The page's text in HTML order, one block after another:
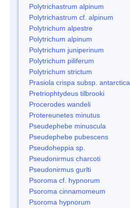
Polytrichastrum alpinum
Polytrichastrum cf. alpinum
Polytrichum alpestre
Polytrichum alpinum
Polytrichum juniperinum
Polytrichum piliferum
Polytrichum strictum
Prasiola crispa subsp. antarctica
Pretriophtydeus tilbrooki
Procerodes wandeli
Protereunetes minutus
Pseudephebe minuscula
Pseudephebe pubescens
Pseudoheppia sp.
Pseudonirmus charcoti
Pseudonirmus gurlti
Psoroma cf. hypnorum
Psoroma cinnamomeum
Psoroma hypnorum